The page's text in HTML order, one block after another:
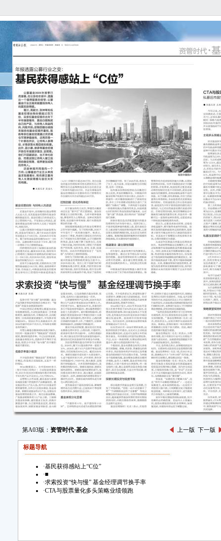
第A03版： 资管时代·基金 上一版 下一版
标题导航
·基民获得感站上“C位”
·■
·求索投资“快与慢” 基金经理调节换手率
·CTA与股票量化多头策略业绩领跑